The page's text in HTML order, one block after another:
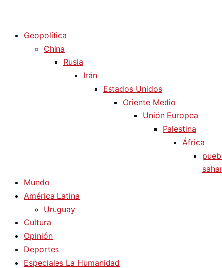
Geopolítica
China
Rusia
Irán
Estados Unidos
Oriente Medio
Unión Europea
Palestina
África
Mundo
América Latina
Uruguay
Cultura
Opinión
Deportes
Especiales La Humanidad